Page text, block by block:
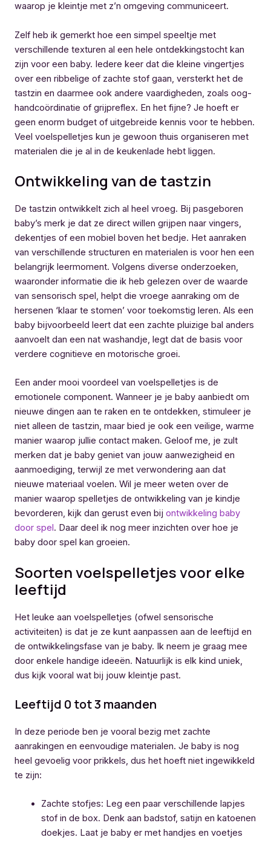
waarop je kleintje met z’n omgeving communiceert.
Zelf heb ik gemerkt hoe een simpel speeltje met
verschillende texturen al een hele ontdekkingstocht kan
zijn voor een baby. Iedere keer dat die kleine vingertjes
over een ribbelige of zachte stof gaan, versterkt het de
tastzin en daarmee ook andere vaardigheden, zoals oog-
handcoördinatie of grijpreflex. En het fijne? Je hoeft er
geen enorm budget of uitgebreide kennis voor te hebben.
Veel voelspelletjes kun je gewoon thuis organiseren met
materialen die je al in de keukenlade hebt liggen.
Ontwikkeling van de tastzin
De tastzin ontwikkelt zich al heel vroeg. Bij pasgeboren
baby’s merk je dat ze direct willen grijpen naar vingers,
dekentjes of een mobiel boven het bedje. Het aanraken
van verschillende structuren en materialen is voor hen een
belangrijk leermoment. Volgens diverse onderzoeken,
waaronder informatie die ik heb gelezen over de waarde
van sensorisch spel, helpt die vroege aanraking om de
hersenen ‘klaar te stomen’ voor toekomstig leren. Als een
baby bijvoorbeeld leert dat een zachte pluizige bal anders
aanvoelt dan een nat washandje, legt dat de basis voor
verdere cognitieve en motorische groei.
Een ander mooi voordeel van voelspelletjes is de
emotionele component. Wanneer je je baby aanbiedt om
nieuwe dingen aan te raken en te ontdekken, stimuleer je
niet alleen de tastzin, maar bied je ook een veilige, warme
manier waarop jullie contact maken. Geloof me, je zult
merken dat je baby geniet van jouw aanwezigheid en
aanmoediging, terwijl ze met verwondering aan dat
nieuwe materiaal voelen. Wil je meer weten over de
manier waarop spelletjes de ontwikkeling van je kindje
bevorderen, kijk dan gerust even bij ontwikkeling baby
door spel. Daar deel ik nog meer inzichten over hoe je
baby door spel kan groeien.
Soorten voelspelletjes voor elke
leeftijd
Het leuke aan voelspelletjes (ofwel sensorische
activiteiten) is dat je ze kunt aanpassen aan de leeftijd en
de ontwikkelingsfase van je baby. Ik neem je graag mee
door enkele handige ideeën. Natuurlijk is elk kind uniek,
dus kijk vooral wat bij jouw kleintje past.
Leeftijd 0 tot 3 maanden
In deze periode ben je vooral bezig met zachte
aanrakingen en eenvoudige materialen. Je baby is nog
heel gevoelig voor prikkels, dus het hoeft niet ingewikkeld
te zijn:
Zachte stofjes: Leg een paar verschillende lapjes
stof in de box. Denk aan badstof, satijn en katoenen
doekjes. Laat je baby er met handjes en voetjes